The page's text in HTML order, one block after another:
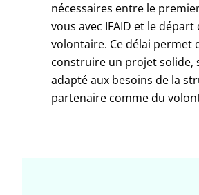
nécessaires entre le
vous avec IFAID et le départ
volontaire. Ce délai permet
construire un projet solide,
adapté aux besoins de la
partenaire comme du